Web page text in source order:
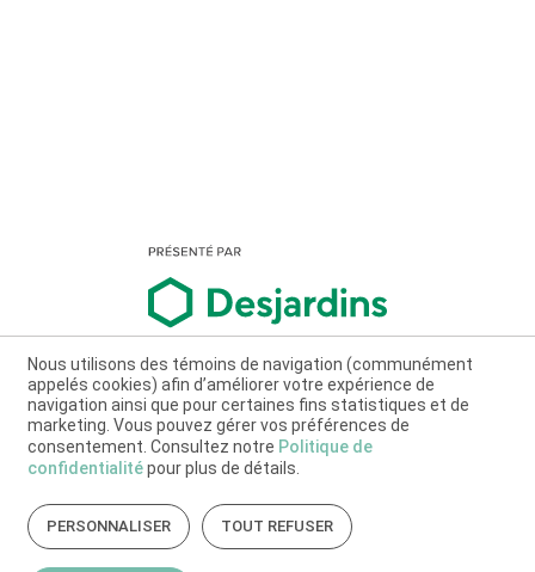
Nous utilisons des témoins de navigation (communément
appelés cookies) afin d’améliorer votre expérience de
navigation ainsi que pour certaines fins statistiques et de
marketing. Vous pouvez gérer vos préférences de
consentement. Consultez notre Politique de
confidentialitépour plus de détails.
PERSONNALISER TOUT REFUSER